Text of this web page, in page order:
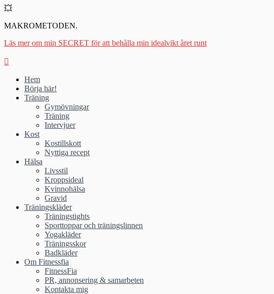
💥
MAKROMETODEN.
Läs mer om min SECRET för att behålla min idealvikt året runt
Hem
Börja här!
Träning
Gymövningar
Träning
Intervjuer
Kost
Kostillskott
Nyttiga recept
Hälsa
Livsstil
Kroppsideal
Kvinnohälsa
Gravid
Träningskläder
Träningstights
Sporttoppar och träningslinnen
Yogakläder
Träningsskor
Badkläder
Om Fitnessfia
FitnessFia
PR, annonsering & samarbeten
Kontakta mig